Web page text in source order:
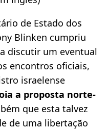
de Estado dos
Blinken cumpriu
discutir um eventual
encontros oficiais,
israelense
a proposta norte-
que esta talvez
de uma libertação